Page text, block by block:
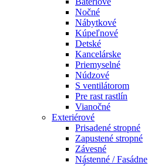
Nočné
Nábytkové
Kúpeľnové
Detské
Kancelárske
Priemyselné
Núdzové
S ventilátorom
Pre rast rastlín
Vianočné
Exteriérové
Prisadené stropné
Zapustené stropné
Závesné
Nástenné / Fasádne